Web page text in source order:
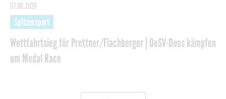
Wettfahrtsieg für Prettner/Flachberger | OeSV-Duos kämpfen
um Medal Race
Spitzensport
07.08.2026